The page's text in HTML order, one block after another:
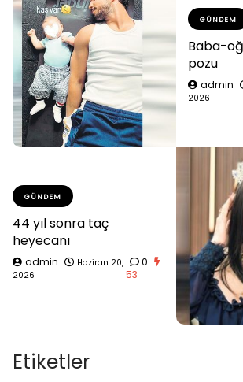
GÜNDEM
Baba-
pozu
admin
2026
GÜNDEM
44 yıl sonra taç
heyecanı
admin
Haziran 20,
2026
0
53
Etiketler